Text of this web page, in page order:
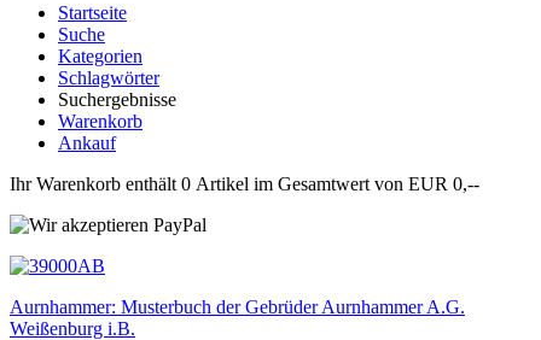
Startseite
Suche
Kategorien
Schlagwörter
Suchergebnisse
Warenkorb
Ankauf
Ihr Warenkorb enthält 0 Artikel im Gesamtwert von EUR 0,--
Aurnhammer: Musterbuch der Gebrüder Aurnhammer A.G.
Weißenburg i.B.